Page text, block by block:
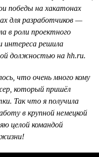
победы на хакатонах
для разработчиков —
в роли проектного
интереса решила
должностью на hh.ru.
что очень много кому
который пришёл
Так что я получила
в крупной немецкой
целой командой
жизни!